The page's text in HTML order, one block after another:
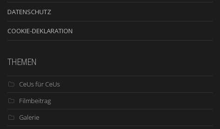
DATENSCHUTZ
COOKIE-DEKLARATION
THEMEN
CeUs für CeUs
Filmbeitrag
Galerie